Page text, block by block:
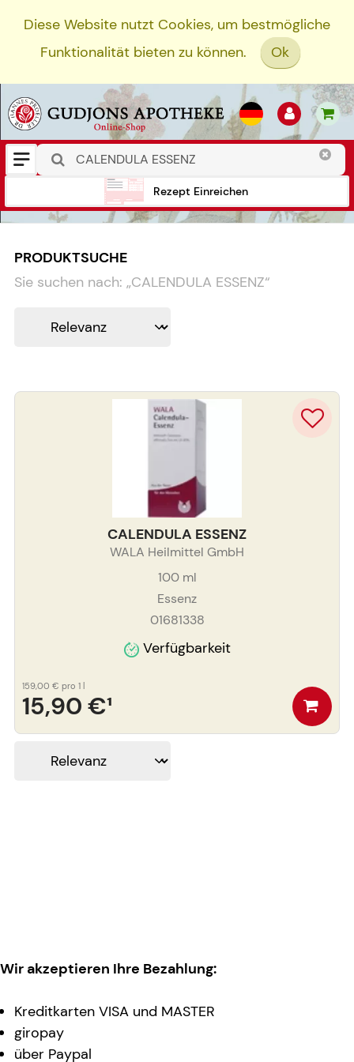
Diese Website nutzt Cookies, um bestmögliche
Funktionalität bieten zu können.
Ok
Rezept Einreichen
PRODUKTSUCHE
Sie suchen nach: „CALENDULA ESSENZ“
CALENDULA ESSENZ
WALA Heilmittel GmbH
100ml
Essenz
01681338
Verfügbarkeit
15,90 €¹
159,00 € pro 1 l
Wir akzeptieren Ihre Bezahlung:
Kreditkarten VISA und MASTER
giropay
über Paypal